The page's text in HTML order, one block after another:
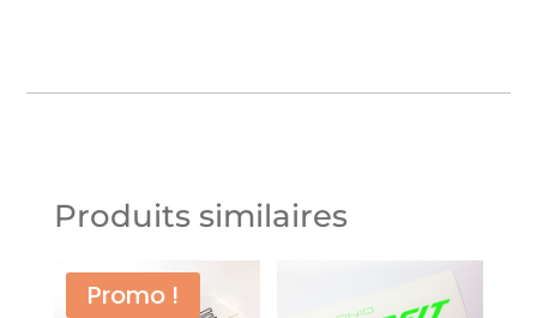
Produits similaires
Promo !